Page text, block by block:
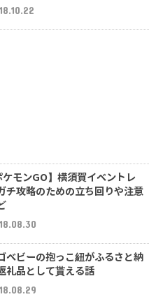
ケモンGO】横須賀イベントレ
チ攻略のための立ち回りや注意
ベビーの抱っこ紐がふるさと納
礼品として貰える話